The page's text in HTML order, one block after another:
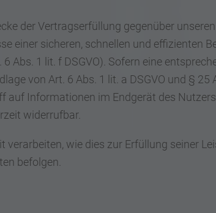
der Vertragserfüllung gegenüber
einer sicheren, schnellen und effizienten
Abs. 1 lit. f DSGVO). Sofern eine
von Art. 6 Abs. 1 lit. a DSGVO und § 25
auf Informationen im Endgerät des
widerrufbar.
verarbeiten, wie dies zur Erfüllung seiner
befolgen.